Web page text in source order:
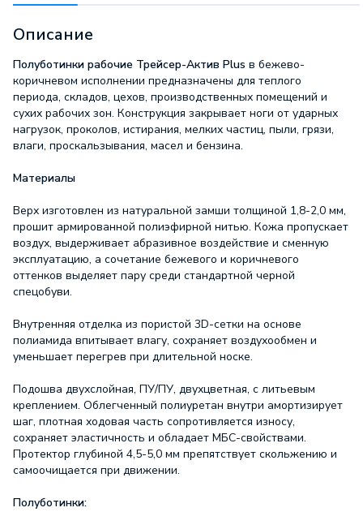
Описание
Полуботинки рабочие Трейсер-Актив Plus в бежево-
коричневом исполнении предназначены для теплого
периода, складов, цехов, производственных помещений и
сухих рабочих зон. Конструкция закрывает ноги от ударных
нагрузок, проколов, истирания, мелких частиц, пыли, грязи,
влаги, проскальзывания, масел и бензина.
Материалы
Верх изготовлен из натуральной замши толщиной 1,8-2,0 мм,
прошит армированной полиэфирной нитью. Кожа пропускает
воздух, выдерживает абразивное воздействие и сменную
эксплуатацию, а сочетание бежевого и коричневого
оттенков выделяет пару среди стандартной черной
спецобуви.
Внутренняя отделка из пористой 3D-сетки на основе
полиамида впитывает влагу, сохраняет воздухообмен и
уменьшает перегрев при длительной носке.
Подошва двухслойная, ПУ/ПУ, двухцветная, с литьевым
креплением. Облегченный полиуретан внутри амортизирует
шаг, плотная ходовая часть сопротивляется износу,
сохраняет эластичность и обладает МБС-свойствами.
Протектор глубиной 4,5-5,0 мм препятствует скольжению и
самоочищается при движении.
Полуботинки: